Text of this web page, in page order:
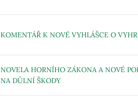
KOMENTÁŘ K NOVÉ VYHLÁŠCE O
NOVELA HORNÍHO ZÁKONA A NOVÉ
NA DŮLNÍ ŠKODY